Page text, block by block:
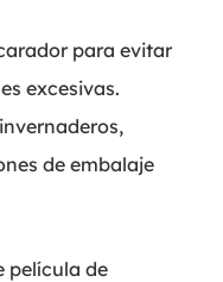
para evitar
excesivas.
de embalaje
película de